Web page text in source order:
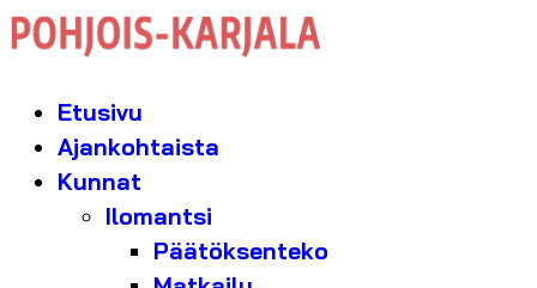
Etusivu
Ajankohtaista
Kunnat
Ilomantsi
Päätöksenteko